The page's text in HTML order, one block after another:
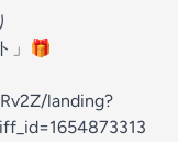
」🎁
landing?